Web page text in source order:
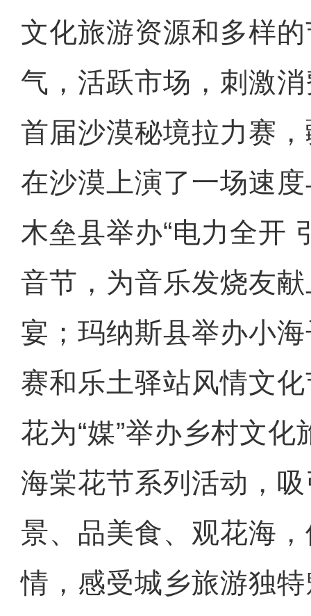
文化旅游资源和多样
气，活跃市场，刺激
首届沙漠秘境拉力赛
在沙漠上演了一场速
木垒县举办“电力全开
音节，为音乐发烧友
宴；玛纳斯县举办小
赛和乐土驿站风情文
花为“媒”举办乡村文
海棠花节系列活动，
景、品美食、观花海
情，感受城乡旅游独